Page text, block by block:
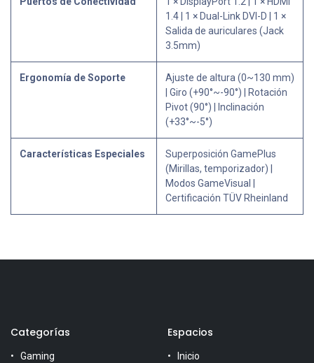
1.4 | 1 × Dual-Link DVI-D | 1 ×
Salida de auriculares (Jack
3.5mm)
Ergonomía de Soporte
Ajuste de altura (0~130 mm)
| Giro (+90°~-90°) | Rotación
Pivot (90°) | Inclinación
(+33°~-5°)
Características Especiales
Superposición GamePlus
(Mirillas, temporizador) |
Modos GameVisual |
Certificación TÜV Rheinland
Categorías
Gaming
Espacios
Inicio